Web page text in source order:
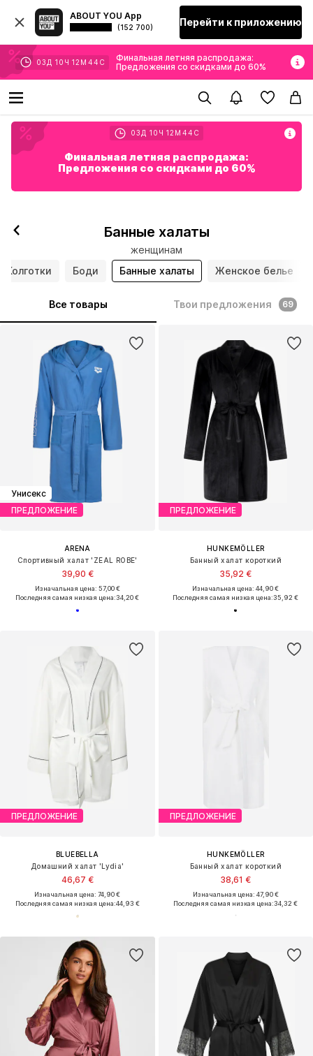
ABOUT YOU App
(152 700) Перейти к приложению
03 Д 10 Ч 12 М 42 С
Финальная летняя распродажа:
Предложения со скидками до 60%
03 Д 10 Ч 12 М 42 С
Финальная летняя распродажа:
Предложения со скидками до 60%
Банные халаты
женщинам
Колготки
Боди Банные халаты Женское белье
Все товары Твои предложения 69
Унисекс
ПРЕДЛОЖЕНИЕ
ARENA
Спортивный халат 'ZEAL ROBE'
39,90 €
Изначальная цена: 57,00 €
Последняя самая низкая цена:34,20 €
ПРЕДЛОЖЕНИЕ
HUNKEMÖLLER
Банный халат короткий
35,92 €
Изначальная цена: 44,90 €
Последняя самая низкая цена:35,92 €
ПРЕДЛОЖЕНИЕ
BLUEBELLA
Домашний халат 'Lydia'
46,67 €
Изначальная цена: 74,90 €
Последняя самая низкая цена:44,93 €
ПРЕДЛОЖЕНИЕ
HUNKEMÖLLER
Банный халат короткий
38,61 €
Изначальная цена: 47,90 €
Последняя самая низкая цена:34,32 €